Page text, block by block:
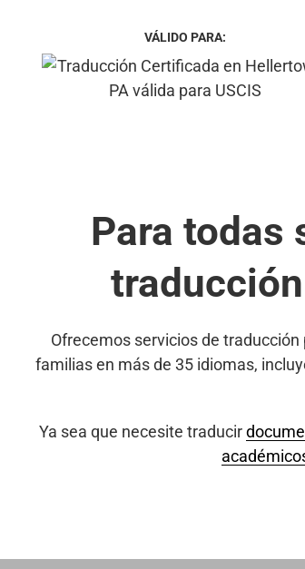
VÁLIDO PARA:
Para todas
Ofrecemos servicios de
familias en más de 35 idiomas,
Ya sea que necesite traducir